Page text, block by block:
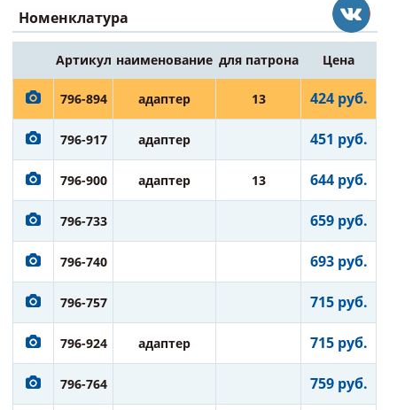
Номенклатура
Артикул наименование для патрона Цена
796-894 адаптер 13 424 руб.
796-917 адаптер 451 руб.
796-900 адаптер 13 644 руб.
796-733 659 руб.
796-740 693 руб.
796-757 715 руб.
796-924 адаптер 715 руб.
796-764 759 руб.